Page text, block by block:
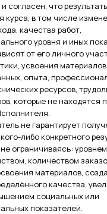
согласен, что
курса, в том числе
качества работ,
уровня и иных
от его личного
усвоения материалов,
опыта,
ресурсов,
которые не находятся
не гарантирует
либо конкретного
ограничиваясь:
количеством
материалов,
качества,
социальных или
показателей.